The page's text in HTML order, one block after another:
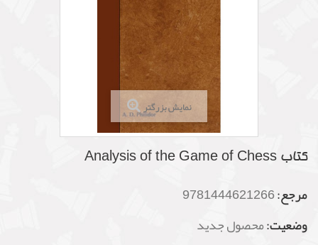
نمایش بزرگتر
کتاب Analysis of the Game of Chess
مرجع:9781444621266
وضعیت:محصول جدید